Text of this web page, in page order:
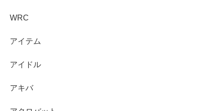
WRC
アイテム
アイドル
アキバ